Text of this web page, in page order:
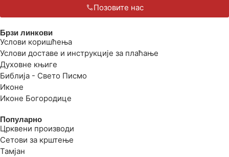
Позовите нас
Брзи линкови
Услови коришћења
Услови доставе и инструкције за плаћање
Духовне књиге
Библија - Свето Писмо
Иконе
Иконе Богородице
Популарно
Црквени производи
Сетови за крштење
Тамјан